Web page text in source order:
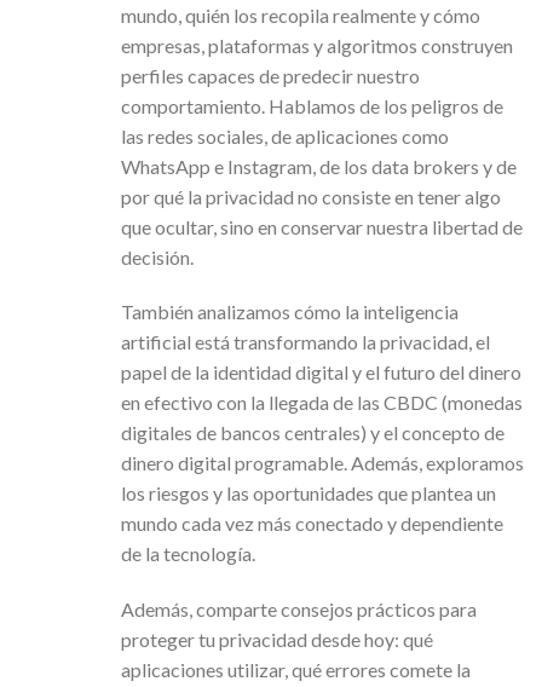
mundo, quién los recopila realmente y cómo
empresas, plataformas y algoritmos construyen
perfiles capaces de predecir nuestro
comportamiento. Hablamos de los peligros de
las redes sociales, de aplicaciones como
WhatsApp e Instagram, de los data brokers y de
por qué la privacidad no consiste en tener algo
que ocultar, sino en conservar nuestra libertad de
decisión.
También analizamos cómo la inteligencia
artificial está transformando la privacidad, el
papel de la identidad digital y el futuro del dinero
en efectivo con la llegada de las CBDC (monedas
digitales de bancos centrales) y el concepto de
dinero digital programable. Además, exploramos
los riesgos y las oportunidades que plantea un
mundo cada vez más conectado y dependiente
de la tecnología.
Además, comparte consejos prácticos para
proteger tu privacidad desde hoy: qué
aplicaciones utilizar, qué errores comete la